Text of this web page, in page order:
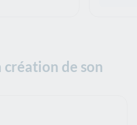
de son